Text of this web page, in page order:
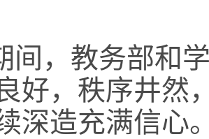
间，教务部和
好，秩序井然
深造充满信心